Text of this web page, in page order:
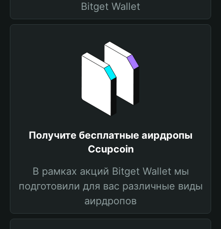
Bitget Wallet
Получите бесплатные аирдропы
Ccupcoin
В рамках акций Bitget Wallet мы
подготовили для вас различные виды
аирдропов